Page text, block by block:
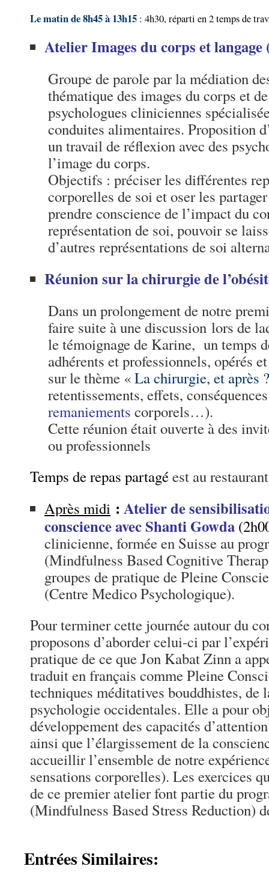
Le matin de 8h45 à 13h15 : 4h30, réparti en 2 temps de
Atelier Images du corps et langage
Groupe de parole par la médiation
thématique des images du corps et
psychologues cliniciennes
conduites alimentaires. Proposition
un travail de réflexion avec des
l’image du corps.
Objectifs : préciser les différentes
corporelles de soi et oser les
prendre conscience de l’impact du
représentation de soi, pouvoir se
d’autres représentations de soi
Réunion sur la chirurgie de
Dans un prolongement de notre
faire suite à une discussion lors de
le témoignage de Karine, un temps
adhérents et professionnels, opérés
sur le thème «La chirurgie, et après ?
retentissements, effets,
remaniements corporels…).
Cette réunion était ouverte à des
ou professionnels
Temps de repas partagéest au
Après midi :Atelier de
conscience avec Shanti Gowda
clinicienne, formée en Suisse au
(Mindfulness Based Cognitive
groupes de pratique de Pleine
(Centre Medico Psychologique).
Pour terminer cette journée autour du
proposons d’aborder celui-ci par
pratique de ce que Jon Kabat Zinn a
traduit en français comme Pleine
techniques méditatives bouddhistes, de
psychologie occidentales. Elle a pour
développement des capacités
ainsi que l’élargissement de la
accueillir l’ensemble de notre
sensations corporelles). Les exercices
de ce premier atelier font partie du
(Mindfulness Based Stress Reduction)
Entrées Similaires: